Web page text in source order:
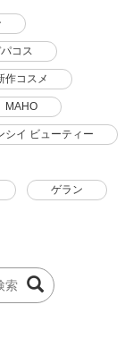
コス
作コスメ
MAHO
シイ ビューティー
ゲラン